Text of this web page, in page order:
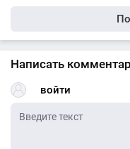
Написать
войти